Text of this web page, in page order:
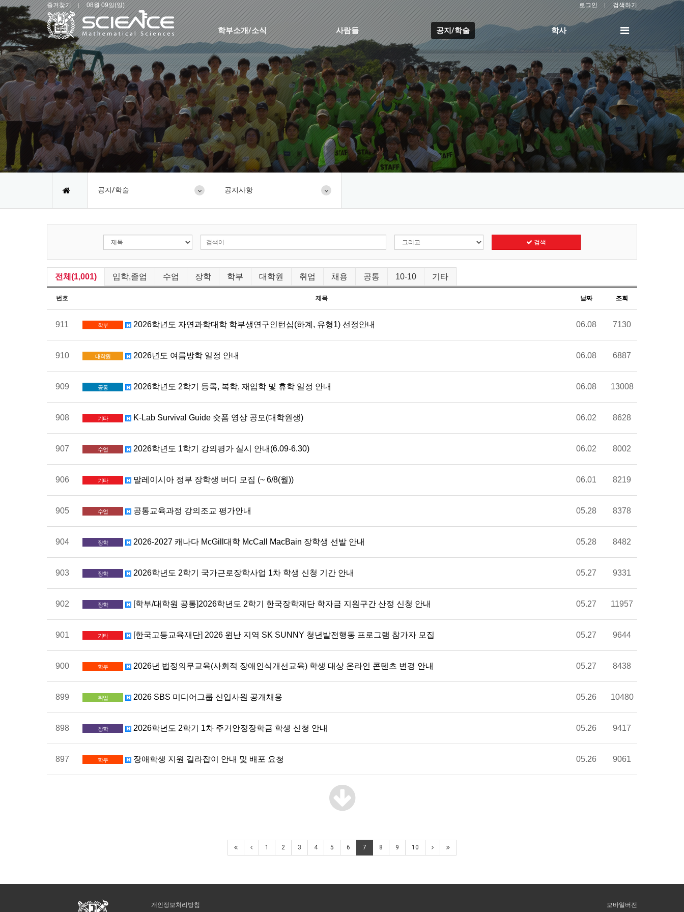
즐겨찾기 08월 09일(일) 로그인 검색하기
학부소개/소식 사람들 공지/학술 학사
전
메
뉴
공지/학술 공지사항
검색
전체(1,001) 입학,졸업 수업 장학 학부 대학원 취업 채용 공통 10-10 기타
번호 제목 날짜 조회
911 학부 2026학년도 자연과학대학 학부생연구인턴십(하계, 유형1) 선정안내 06.08 7130
910 대학원 2026년도 여름방학 일정 안내 06.08 6887
909 공통 2026학년도 2학기 등록, 복학, 재입학 및 휴학 일정 안내 06.08 13008
908 기타 K-Lab Survival Guide 숏폼 영상 공모(대학원생) 06.02 8628
907 수업 2026학년도 1학기 강의평가 실시 안내(6.09-6.30) 06.02 8002
906 기타 말레이시아 정부 장학생 버디 모집 (~ 6/8(월)) 06.01 8219
905 수업 공통교육과정 강의조교 평가안내 05.28 8378
904 장학 2026-2027 캐나다 McGill대학 McCall MacBain 장학생 선발 안내 05.28 8482
903 장학 2026학년도 2학기 국가근로장학사업 1차 학생 신청 기간 안내 05.27 9331
902 장학 [학부/대학원 공통]2026학년도 2학기 한국장학재단 학자금 지원구간 산정 신청 안내 05.27 11957
901 기타 [한국고등교육재단] 2026 윈난 지역 SK SUNNY 청년발전행동 프로그램 참가자 모집 05.27 9644
900 학부 2026년 법정의무교육(사회적 장애인식개선교육) 학생 대상 온라인 콘텐츠 변경 안내 05.27 8438
899 취업 2026 SBS 미디어그룹 신입사원 공개채용 05.26 10480
898 장학 2026학년도 2학기 1차 주거안정장학금 학생 신청 안내 05.26 9417
897 학부 장애학생 지원 길라잡이 안내 및 배포 요청 05.26 9061
1 2 3 4 5 6 7 8 9 10
개인정보처리방침 모바일버전